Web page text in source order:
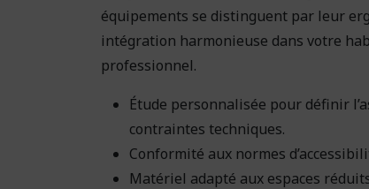
équipements se distinguent par leur
intégration harmonieuse dans votre
professionnel.
Étude personnalisée pour définir
contraintes techniques.
Conformité aux normes
Matériel adapté aux espaces